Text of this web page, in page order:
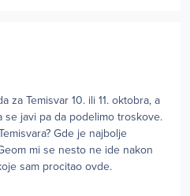
za Temisvar 10. ili 11. oktobra, a
se javi pa da podelimo troskove.
Gde je najbolje
mi se nesto ne ide nakon
sam procitao ovde.